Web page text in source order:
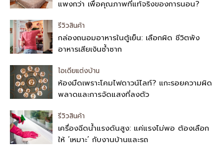
แพงกว่า เพื่อคุณภาพที่แท้จริงของการนอน?
รีวิวสินค้า
กล่องถนอมอาหารในตู้เย็น: เลือกผิด ชีวิตพัง
อาหารเสียเงินซ้ำซาก
ไอเดียแต่งบ้าน
ห้องมืดเพราะโคมไฟดาวน์ไลท์? แกะรอยความผิด
พลาดและการจัดแสงที่ลงตัว
รีวิวสินค้า
เครื่องฉีดน้ำแรงดันสูง: แค่แรงไม่พอ ต้องเลือก
ให้ ‘เหมาะ’ กับงานบ้านและรถ